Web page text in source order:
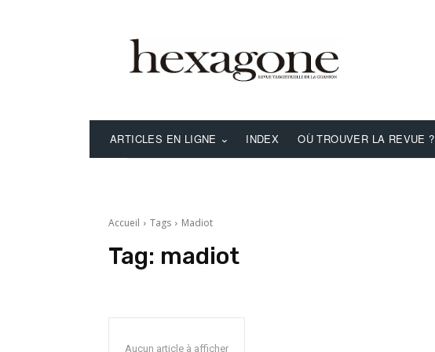
ARTICLES EN LIGNE INDEX OÙ TROUVER LA REVUE ?
Accueil Tags Madiot
Tag: madiot
Aucun article à afficher